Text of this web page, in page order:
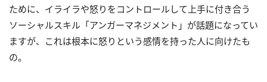
ために、イライラや怒りをコントロールして上手に付き合う
ソーシャルスキル「アンガーマネジメント」が話題になってい
ますが、これは根本に怒りという感情を持った人に向けたも
の。